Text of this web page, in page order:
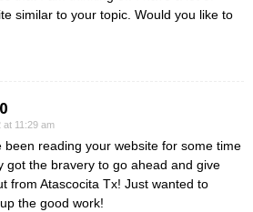
similar to your topic. Would you like to
at 11:29 am
been reading your website for some time
got the bravery to go ahead and give
from Atascocita Tx! Just wanted to
the good work!